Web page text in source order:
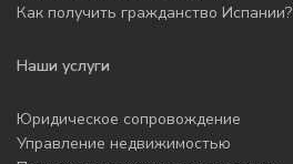
Как получить гражданство Испании?
Наши услуги
Юридическое сопровождение
Управление недвижимостью